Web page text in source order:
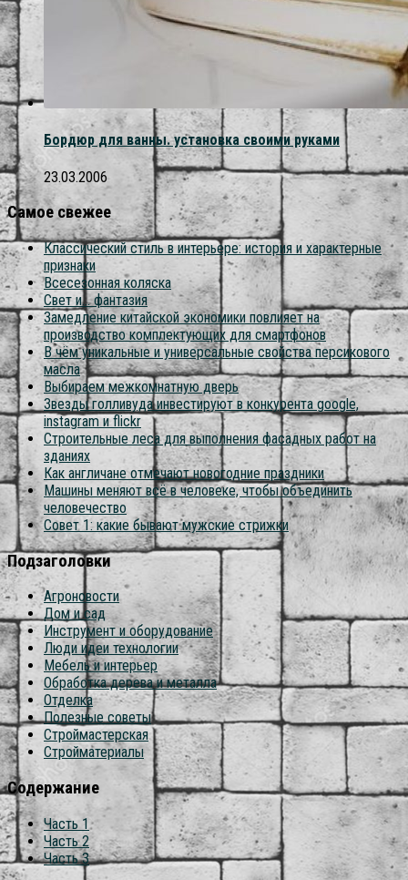
Бордюр для ванны. установка своими руками
23.03.2006
Самое свежее
Классический стиль в интерьере: история и характерные
признаки
Всесезонная коляска
Свет и… фантазия
Замедление китайской экономики повлияет на
производство комплектующих для смартфонов
В чём уникальные и универсальные свойства персикового
масла
Выбираем межкомнатную дверь
Звезды голливуда инвестируют в конкурента google,
instagram и flickr
Строительные леса для выполнения фасадных работ на
зданиях
Как англичане отмечают новогодние праздники
Машины меняют всё в человеке, чтобы объединить
человечество
Совет 1: какие бывают мужские стрижки
Подзаголовки
Агроновости
Дом и сад
Инструмент и оборудование
Люди идеи технологии
Мебель и интерьер
Обработка дерева и металла
Отделка
Полезные советы
Строймастерская
Стройматериалы
Содержание
Часть 1
Часть 2
Часть 3